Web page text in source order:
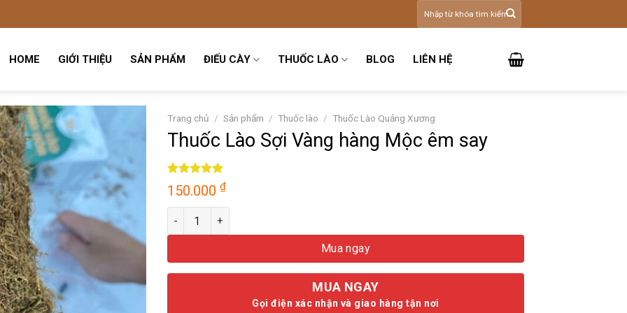
kiếm:
HOME GIỚI THIỆU SẢN PHẨM ĐIẾU CÀY THUỐC LÀO BLOG LIÊN HỆ
Trang chủ / Sản phẩm / Thuốc lào / Thuốc Lào Quảng Xương
Thuốc Lào Sợi Vàng hàng Mộc êm say
5.00trên 5
dựa trên
1
đánh giá
150.000 ₫
Thuốc Lào Sợi Vàng hàng Mộc êm say số lượng
Mua ngay
MUA NGAY
Gọi điện xác nhận và giao hàng tận nơi